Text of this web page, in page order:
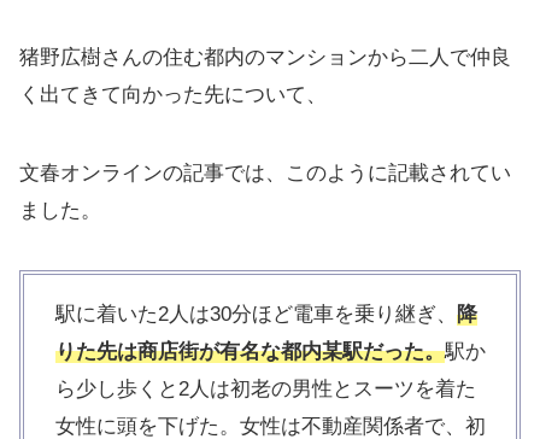
猪野広樹さんの住む都内のマンションから二人で仲良
く出てきて向かった先について、
文春オンラインの記事では、このように記載されてい
ました。
駅に着いた2人は30分ほど電車を乗り継ぎ、 降
りた先は商店街が有名な都内某駅だった。駅か
ら少し歩くと2人は初老の男性とスーツを着た
女性に頭を下げた。女性は不動産関係者で、初